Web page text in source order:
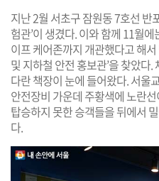
지난 2월 서초구 잠원동 7호선 반
험관’이 생겼다. 이와 함께 11월
이프 케어존까지 개관했다고 해
및 지하철 안전 홍보관’을 찾았다
다란 책장이 눈에 들어왔다. 서울
안전장비 가운데 주황색에 노란
탑승하지 못한 승객들을 뒤에서
다.